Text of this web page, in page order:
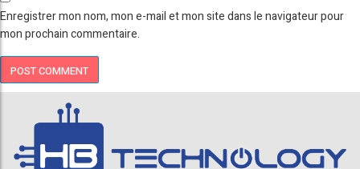
Enregistrer mon nom, mon e-mail et mon site dans le navigateur pour
mon prochain commentaire.